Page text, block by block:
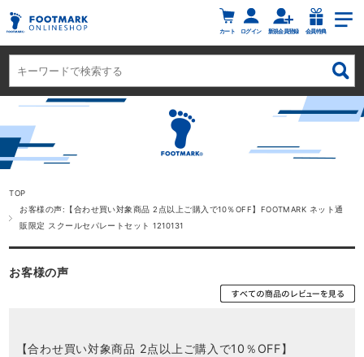
カート ログイン 新規会員登録 会員特典
TOP
お客様の声:【合わせ買い対象商品 2点以上ご購入で10％OFF】FOOTMARK ネット通
販限定 スクールセパレートセット 1210131
お客様の声
【合わせ買い対象商品 2点以上ご購入で10％OFF】